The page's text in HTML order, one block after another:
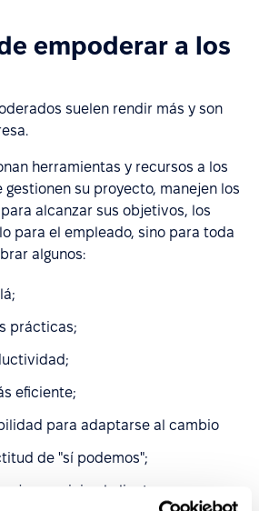
empoderar a los
suelen rendir más y son
herramientas y recursos a los
su proyecto, manejen los
alcanzar sus objetivos, los
para el empleado, sino para toda
algunos:
prácticas;
eficiente;
para adaptarse al cambio
de "sí podemos";
servicio al cliente.